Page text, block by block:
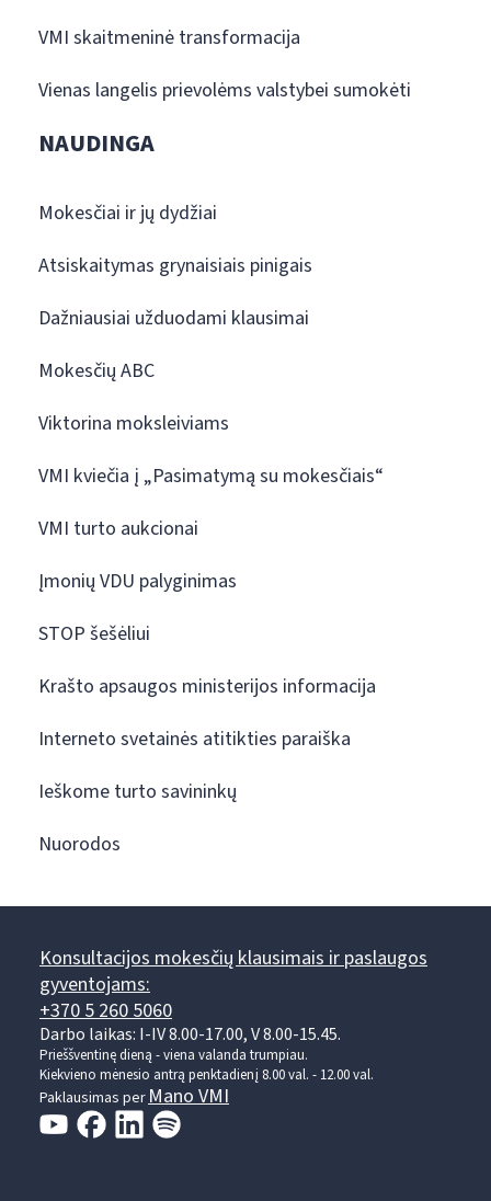
VMI skaitmeninė transformacija
Vienas langelis prievolėms valstybei sumokėti
NAUDINGA
Mokesčiai ir jų dydžiai
Atsiskaitymas grynaisiais pinigais
Dažniausiai užduodami klausimai
Mokesčių ABC
Viktorina moksleiviams
VMI kviečia į „Pasimatymą su mokesčiais“
VMI turto aukcionai
Įmonių VDU palyginimas
STOP šešėliui
Krašto apsaugos ministerijos informacija
Interneto svetainės atitikties paraiška
Ieškome turto savininkų
Nuorodos
Konsultacijos mokesčių klausimais ir paslaugos
gyventojams:
+370 5 260 5060
Darbo laikas: I-IV 8.00-17.00, V 8.00-15.45.
Prieššventinę dieną - viena valanda trumpiau.
Kiekvieno mėnesio antrą penktadienį 8.00 val. - 12.00 val.
Paklausimas perMano VMI